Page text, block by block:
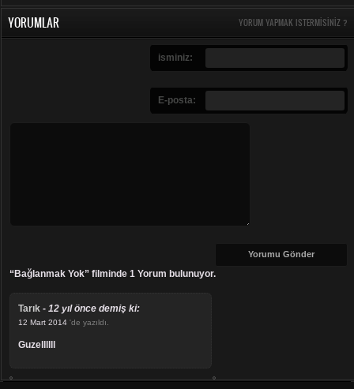
YORUMLAR YORUM YAPMAK ISTERMISINIZ ?
isminiz:
E-posta:
“Bağlanmak Yok” filminde 1 Yorum bulunuyor.
Tarık - 12 yıl önce demiş ki:
12 Mart 2014 'de yazıldı.
Guzellllll